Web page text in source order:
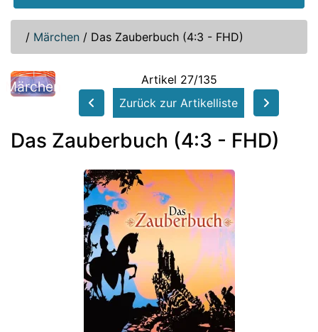
/ Märchen / Das Zauberbuch (4:3 - FHD)
Märchen
Artikel 27/135
Zurück zur Artikelliste
Das Zauberbuch (4:3 - FHD)